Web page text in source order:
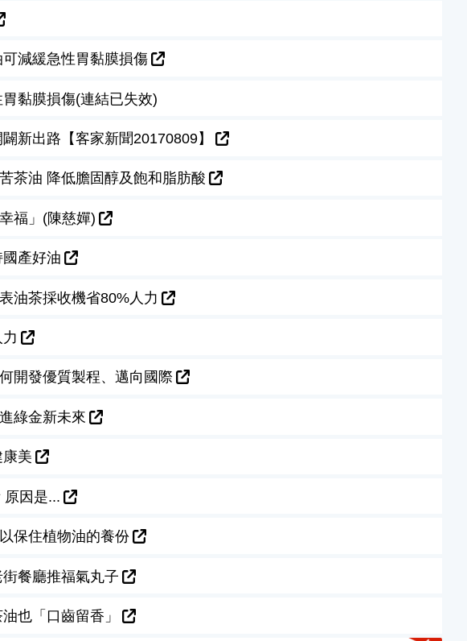
減緩急性胃黏膜損傷
黏膜損傷(連結已失效)
新出路【客家新聞20170809】
茶油 降低膽固醇及飽和脂肪酸
福」(陳慈嬋)
產好油
油茶採收機省80%人力
開發優質製程、邁向國際
綠金新未來
美
原因是...
保住植物油的養份
餐廳推福氣丸子
也「口齒留香」